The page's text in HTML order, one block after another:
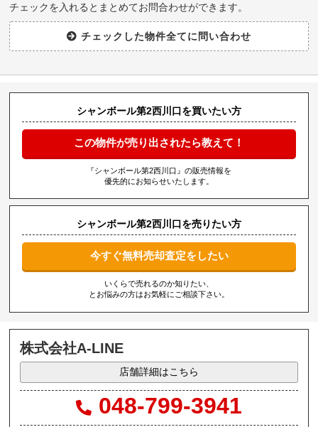
チェックを入れるとまとめてお問合わせができます。
シャンボール第2西川口を買いたい方
この物件が売り出されたら教えて！
『シャンボール第2西川口』の販売情報を
優先的にお知らせいたします。
シャンボール第2西川口を売りたい方
今すぐ無料売却査定をしたい
いくらで売れるのか知りたい、
とお悩みの方はお気軽にご相談下さい。
株式会社A-LINE
店舗詳細はこちら
048-799-3941